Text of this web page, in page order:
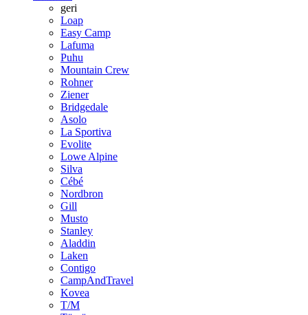
geri
Loap
Easy Camp
Lafuma
Puhu
Mountain Crew
Rohner
Ziener
Bridgedale
Asolo
La Sportiva
Evolite
Lowe Alpine
Silva
Cébé
Nordbron
Gill
Musto
Stanley
Aladdin
Laken
Contigo
CampAndTravel
Kovea
T/M